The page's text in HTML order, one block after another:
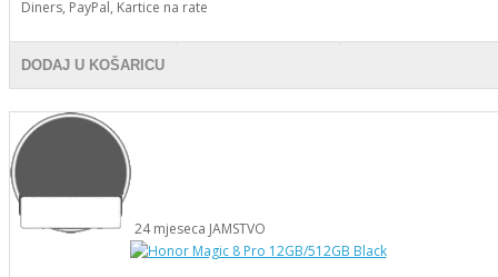
Diners, PayPal, Kartice na rate
DODAJ U KOŠARICU
24 mjeseca JAMSTVO